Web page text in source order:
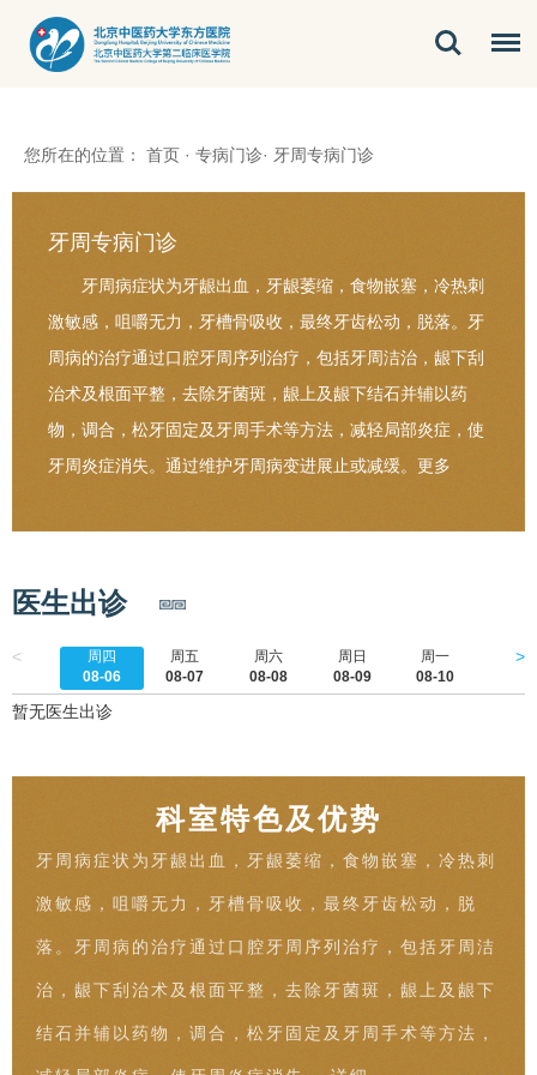
您所在的位置： 首页 · 专病门诊· 牙周专病门诊
牙周专病门诊
牙周病症状为牙龈出血，牙龈萎缩，食物嵌塞，冷热刺
激敏感，咀嚼无力，牙槽骨吸收，最终牙齿松动，脱落。牙
周病的治疗通过口腔牙周序列治疗，包括牙周洁治，龈下刮
治术及根面平整，去除牙菌斑，龈上及龈下结石并辅以药
物，调合，松牙固定及牙周手术等方法，减轻局部炎症，使
牙周炎症消失。通过维护牙周病变进展止或减缓。 更多
医生出诊
<
周四
08-06
周五
08-07
周六
08-08
周日
08-09
周一
08-10
周二
>
暂无医生出诊
科室特色及优势
牙周病症状为牙龈出血，牙龈萎缩，食物嵌塞，冷热刺
激敏感，咀嚼无力，牙槽骨吸收，最终牙齿松动，脱
落。牙周病的治疗通过口腔牙周序列治疗，包括牙周洁
治，龈下刮治术及根面平整，去除牙菌斑，龈上及龈下
结石并辅以药物，调合，松牙固定及牙周手术等方法，